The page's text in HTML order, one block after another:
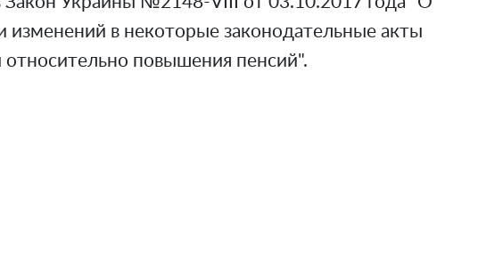
изменений в некоторые законодательные акты
повышения пенсий".